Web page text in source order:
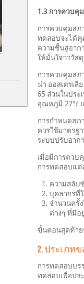
1.3 การควบคุ
การควบคุมสภ
ทดสอบจะได้คุ
ความชื้นสู่อาก
ให้มั่นใจว่าวัส
การควบคุมสภ
น่า ออสเตรเ
65 ส่วนในปร
อุณหภูมิ 27°c
การกำหนดสภ
ควรใช้มาตรฐ
ระบบปรับอาก
เมื่อมีการควบ
การทดสอบแ
ความสลับ
บุคลากรที่
จำนวนครั้
ต่างๆ ที่มีอ
ขั้นตอนสุดท้าย
2. ประเภท
การทดสอบบร
ทดสอบเพื่อปร